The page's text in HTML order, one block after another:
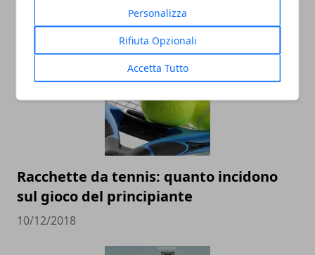
Personalizza
Rifiuta Opzionali
Accetta Tutto
ARTICOLI CORRELATI
Racchette da tennis: quanto incidono
sul gioco del principiante
10/12/2018